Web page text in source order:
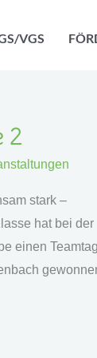
VGS
2
stark –
hat bei der
einen Teamtag